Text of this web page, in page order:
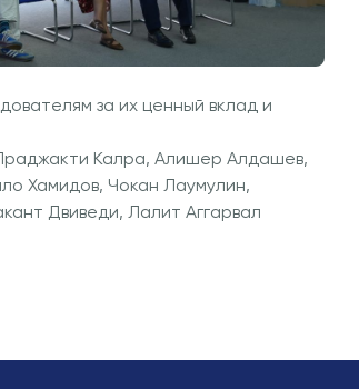
за их ценный вклад и
Калра, Алишер Алдашев,
Хамидов, Чокан Лаумулин,
Двиведи, Лалит Аггарвал